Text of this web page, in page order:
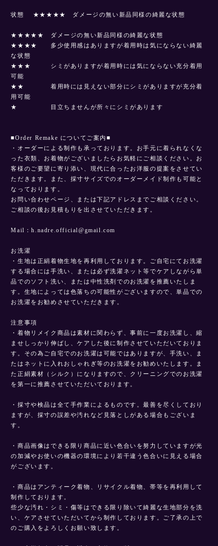
状態 ★★★★★ ダメージの無い新品同様の綺麗な状態
★★★★★ ダメージの無い新品同様の綺麗な状態
★★★★ 多少使用感はありますが着用時は気にならない綺麗
な状態
★★★ シミがありますが着用時には気にならない充分着用
可能
★★ 着用時には見えない部分にシミがありますが充分着
用可能
★ 目立ちませんが所々にシミがあります
■Order Remake についてご案内■
・オーダーによる制作も承っております。お手元に着られなくな
った衣類、お着物がございましたらお気軽にご相談ください。お
客様のご要望に寄り添い、現代に合ったお洋服の提案をさせてい
ただきます。また、採寸サイズでのオーダーメイド制作も可能と
なっております。
お問い合わせページ、または下記アドレスまでご相談ください。
ご相談の後お見積もりを出させていただきます。
Mail：h.nadre.official@gmail.com
お洗濯
・生地は正絹着物生地を再利用しております。ご自宅にてお洗濯
する場合には手洗い、または必ず洗濯ネット等でケアしながら単
品でのソフト洗い、または中性洗剤でのお洗濯を推薦いたしま
す。生地によっては色落ちの可能性がございますので、単品での
お洗濯をお勧めさせていただきます。
注意事項
・着物リメイク商品は素材に関わらず、事前に一度お洗濯し、縮
ませしっかり伸ばし、ケアした後に制作させていただいておりま
す。その為ご自宅でのお洗濯は可能ではありますが、手洗い、ま
たはネットに入れおしゃれぎ等のお洗濯をお勧めいたします。ま
た正絹素材（シルク）になりますので、クリーニングでのお洗濯
を第一に推薦させていただいております。
・採寸や検品は全て手作業によるものです。最善を尽くしており
ますが、採寸の誤差や汚れなど見落としがある場合もございま
す。
・商品画像はできる限り商品に近い色合いを努力していますが光
の加減やお使いの機器の環境により若干違う色合いに見える場合
がございます。
・商品はアンティーク着物、リサイクル着物、帯等を再利用して
制作しております。
些少な汚れ・シミ・傷等はできる限り除いて綺麗な生地部分を洗
い、ケアさせていただいてから制作しております。ご了承の上で
のご購入をよろしくお願い致します。